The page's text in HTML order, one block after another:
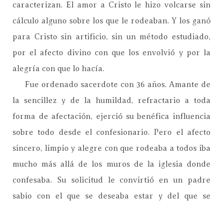
caracterizan. El amor a Cristo le hizo volcarse sin
cálculo alguno sobre los que le rodeaban. Y los ganó
para Cristo sin artificio, sin un método estudiado,
por el afecto divino con que los envolvió y por la
alegría con que lo hacía.
Fue ordenado sacerdote con 36 años. Amante de
la sencillez y de la humildad, refractario a toda
forma de afectación, ejerció su benéfica influencia
sobre todo desde el confesionario. Pero el afecto
sincero, limpio y alegre con que rodeaba a todos iba
mucho más allá de los muros de la iglesia donde
confesaba. Su solicitud le convirtió en un padre
sabio con el que se deseaba estar y del que se